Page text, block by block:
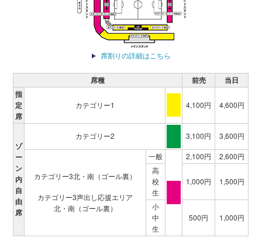
席割りの詳細はこちら
席種 前売
当日
指
定
席
カテゴリー1 4,100円 4,600円
ゾ
ー
ン
内
自
由
席
カテゴリー2 3,100円 3,600円
カテゴリー3北・南（ゴール裏）
カテゴリー3声出し応援エリア
北・南（ゴール裏）
一般 2,100円
2,600円
高
校
生
1,000円 1,500円
小
中
生
500円 1,000円